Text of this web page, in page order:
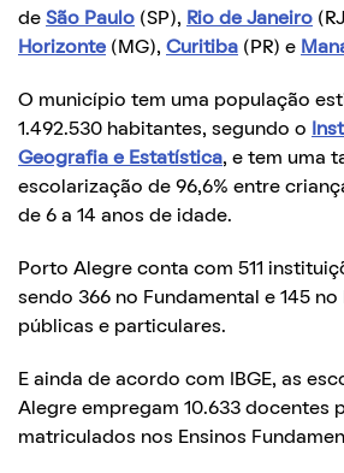
de São Paulo (SP), Rio de Janeiro
Horizonte (MG), Curitiba (PR) e
O município tem uma população
1.492.530 habitantes, segundo o
Geografia e Estatística, e tem uma
escolarização de 96,6% entre
de 6 a 14 anos de idade.
Porto Alegre conta com 511
sendo 366 no Fundamental e 145
públicas e particulares.
E ainda de acordo com IBGE, as
Alegre empregam 10.633 docentes
matriculados nos Ensinos